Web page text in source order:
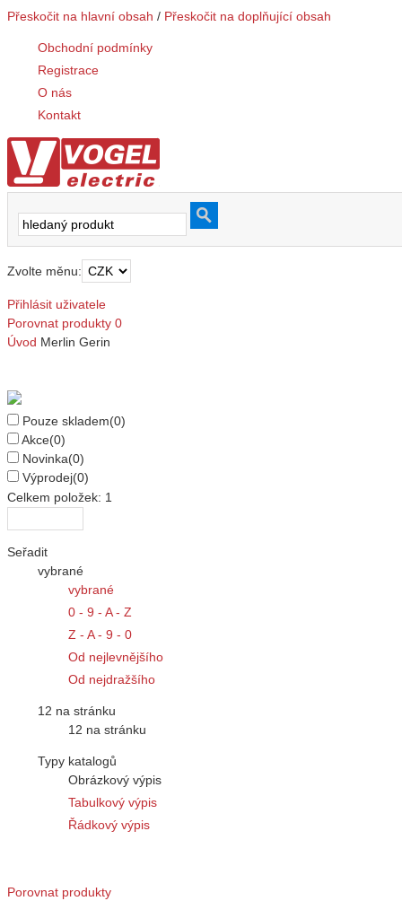
Přeskočit na hlavní obsah / Přeskočit na doplňující obsah
Obchodní podmínky
Registrace
O nás
Kontakt
Zvolte měnu:
Přihlásit uživatele
Porovnat produkty 0
Úvod Merlin Gerin
Pouze skladem(0)
Akce(0)
Novinka(0)
Výprodej(0)
Celkem položek: 1
Seřadit
vybrané
vybrané
0 - 9 - A - Z
Z - A - 9 - 0
Od nejlevnějšího
Od nejdražšího
12 na stránku
12 na stránku
Typy katalogů
Obrázkový výpis
Tabulkový výpis
Řádkový výpis
Porovnat produkty